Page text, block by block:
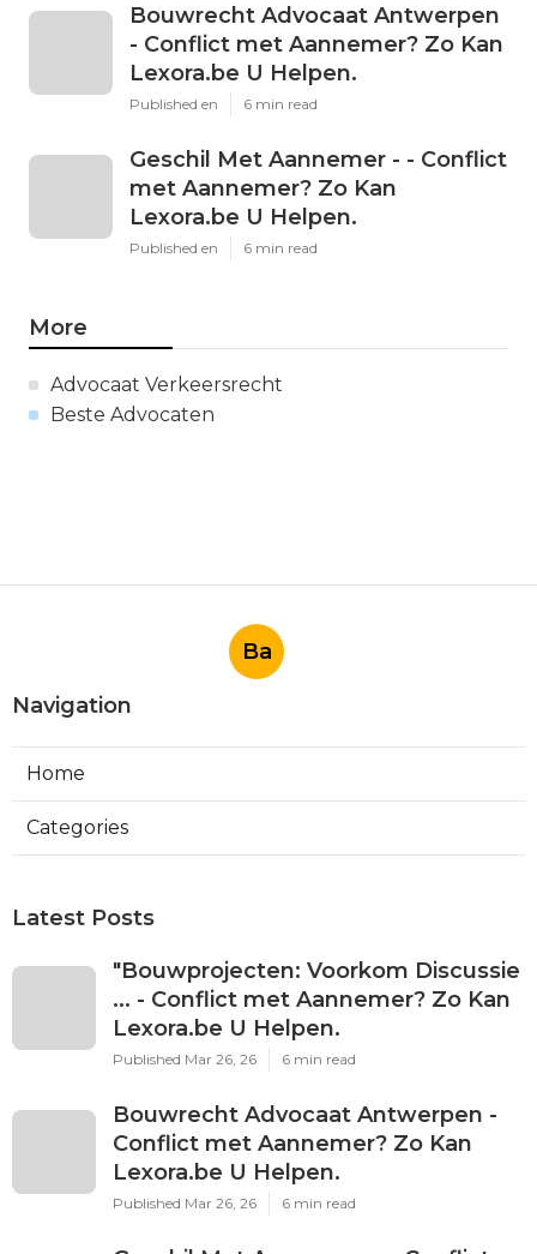
Bouwrecht Advocaat Antwerpen
- Conflict met Aannemer? Zo Kan
Lexora.be U Helpen.
Published en 6 min read
Geschil Met Aannemer - - Conflict
met Aannemer? Zo Kan
Lexora.be U Helpen.
Published en 6 min read
More
Advocaat Verkeersrecht
Beste Advocaten
Ba
Navigation
Home
Categories
Latest Posts
"Bouwprojecten: Voorkom Discussie
... - Conflict met Aannemer? Zo Kan
Lexora.be U Helpen.
Published Mar 26, 26 6 min read
Bouwrecht Advocaat Antwerpen -
Conflict met Aannemer? Zo Kan
Lexora.be U Helpen.
Published Mar 26, 26 6 min read